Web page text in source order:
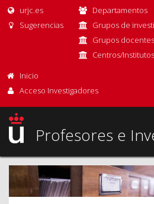
urjc.es
Sugerencias
Departamentos
Grupos de
Grupos docentes
Centros/
Inicio
Acceso Investigadores
Profesores e